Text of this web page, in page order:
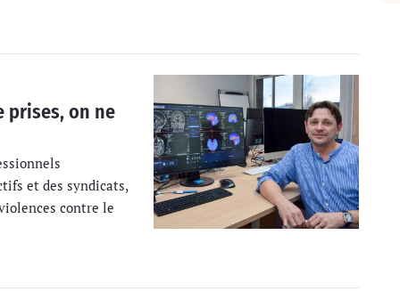
prises, on ne
et des syndicats,
contre le